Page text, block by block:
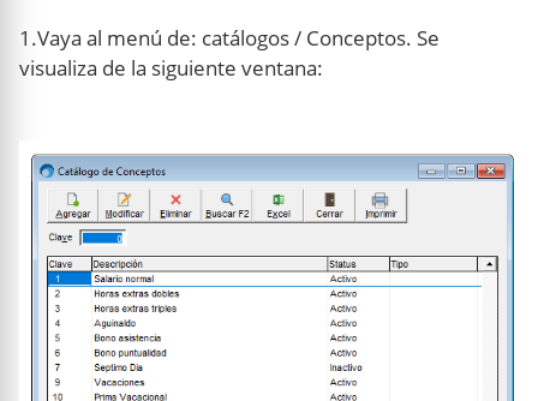
1.Vaya al menú de: catálogos / Conceptos. Se
visualiza de la siguiente ventana: